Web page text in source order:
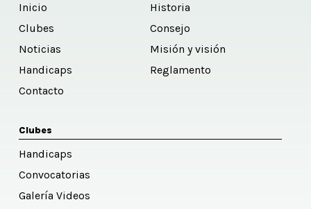
Inicio
Clubes
Noticias
Handicaps
Contacto
Historia
Consejo
Misión y visión
Reglamento
Clubes
Handicaps
Convocatorias
Galería Videos